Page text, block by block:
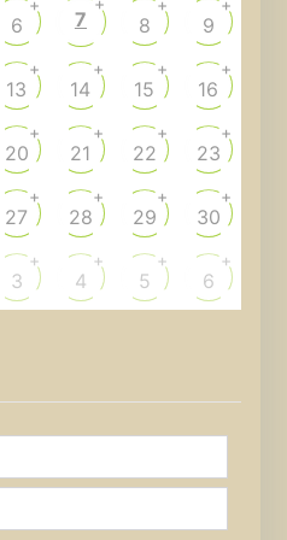
6
+
7 8
+
9
+
13
+
14
+
15
+
16
+
20
+
21
+
22
+
23
+
27
+
28
+
29
+
30
+
3
+
4
+
5
+
6
+